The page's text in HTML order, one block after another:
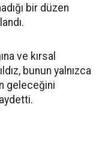
bir düzen
ve kırsal
bunun yalnızca
geleceğini